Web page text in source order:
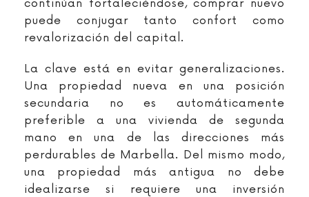
continúan fortaleciéndose, comprar nuevo
puede conjugar tanto confort como
revalorización del capital.
La clave está en evitar generalizaciones.
Una propiedad nueva en una posición
secundaria no es automáticamente
preferible a una vivienda de segunda
mano en una de las direcciones más
perdurables de Marbella. Del mismo modo,
una propiedad más antigua no debe
idealizarse si requiere una inversión